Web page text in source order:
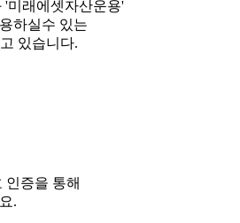
'미래에셋자산운용'
하실수 있는
있습니다.
인증을 통해
.